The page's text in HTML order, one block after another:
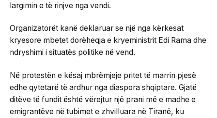
largimin e të rinjve nga vendi.
Organizatorët kanë deklaruar se një nga kërkesat
kryesore mbetet dorëheqja e kryeministrit Edi Rama dhe
ndryshimi i situatës politike në vend.
Në protestën e kësaj mbrëmjeje pritet të marrin pjesë
edhe qytetarë të ardhur nga diaspora shqiptare. Gjatë
ditëve të fundit është vërejtur një prani më e madhe e
emigrantëve në tubimet e zhvilluara në Tiranë, ku